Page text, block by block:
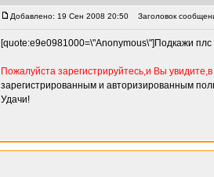
Добавлено: 19 Сен 2008 20:50 Заголовок
[quote:e9e0981000=\"Anonymous\"]Подкажи плс
Пожалуйста зарегистрируйтесь,и Вы
зарегистрированным и авторизированным
Удачи!